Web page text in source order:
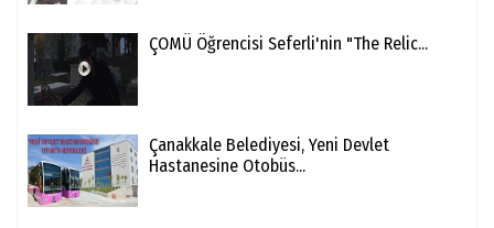
ÇOMÜ Öğrencisi Seferli'nin "The Relic...
Çanakkale Belediyesi, Yeni Devlet
Hastanesine Otobüs...